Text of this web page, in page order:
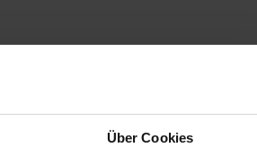
Über Cookies
Altgeräterücknahme